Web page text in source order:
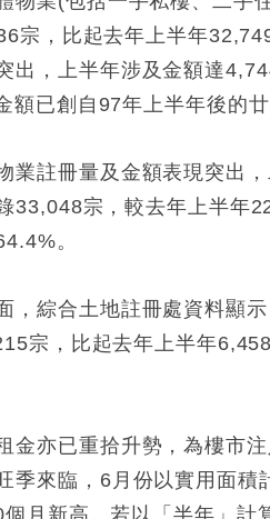
宗，比起去年上半年
出，上半年涉及金額達
額已創自97年上半年後的
業註冊量及金額表現突出
33,048宗，較去年上半年
。
，綜合土地註冊處資料顯
宗，比起去年上半年
金亦已重拾升勢，為樓市
季來臨，6月份以實用面
月新高。若以「半年」計